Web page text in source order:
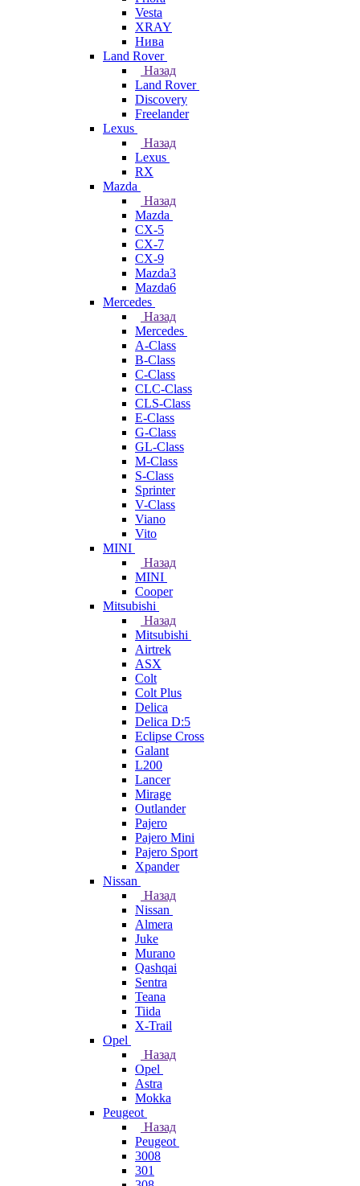
Vesta
XRAY
Нива
Land Rover
Назад
Land Rover
Discovery
Freelander
Lexus
Назад
Lexus
RX
Mazda
Назад
Mazda
CX-5
CX-7
CX-9
Mazda3
Mazda6
Mercedes
Назад
Mercedes
A-Class
B-Class
C-Class
CLC-Class
CLS-Class
E-Class
G-Class
GL-Class
M-Class
S-Class
Sprinter
V-Class
Viano
Vito
MINI
Назад
MINI
Cooper
Mitsubishi
Назад
Mitsubishi
Airtrek
ASX
Colt
Colt Plus
Delica
Delica D:5
Eclipse Cross
Galant
L200
Lancer
Mirage
Outlander
Pajero
Pajero Mini
Pajero Sport
Xpander
Nissan
Назад
Nissan
Almera
Juke
Murano
Qashqai
Sentra
Teana
Tiida
X-Trail
Opel
Назад
Opel
Astra
Mokka
Peugeot
Назад
Peugeot
3008
301